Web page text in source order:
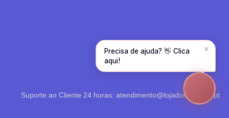
Suporte ao Cliente 24 horas: atendimento@lojadoscabelos.pt
Precisa de ajuda? 👋 Clica
aqui!
✕